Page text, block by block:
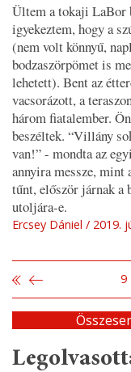
Ültem a tokaji LaBor
igyekeztem, hogy a
(nem volt könnyű,
bodzaszörpömet is
lehetett). Bent az
vacsorázott, a
három fiatalember.
beszéltek. “Villány
van!” - mondta az
annyira messze,
tűnt, először járnak a
utoljára-e.
Ercsey Dániel 2019.
9